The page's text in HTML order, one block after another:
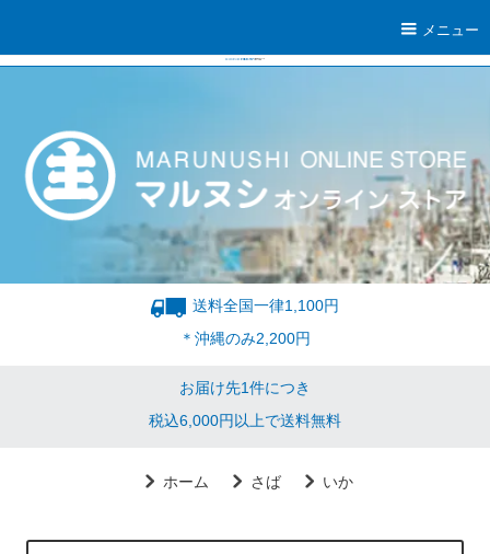
メニュー
送料全国一律1,100円
＊沖縄のみ2,200円
お届け先1件につき
税込6,000円以上で送料無料
ホーム さば いか